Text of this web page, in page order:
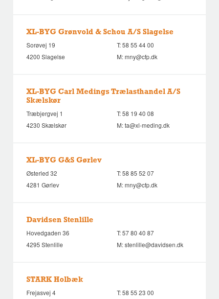
XL-BYG Grønvold & Schou A/S Slagelse
Sorøvej 19
4200 Slagelse
T:58 55 44 00
M:mny@cfp.dk
XL-BYG Carl Medings Trælasthandel A/S
Skælskør
Træbjergvej 1
4230 Skælskør
T:58 19 40 08
M:ta@xl-meding.dk
XL-BYG G&S Gørlev
Østerled 32
4281 Gørlev
T:58 85 52 07
M:mny@cfp.dk
Davidsen Stenlille
Hovedgaden 36
4295 Stenlille
T:57 80 40 87
M:stenlille@davidsen.dk
STARK Holbæk
Frejasvej 4
T:58 55 23 00